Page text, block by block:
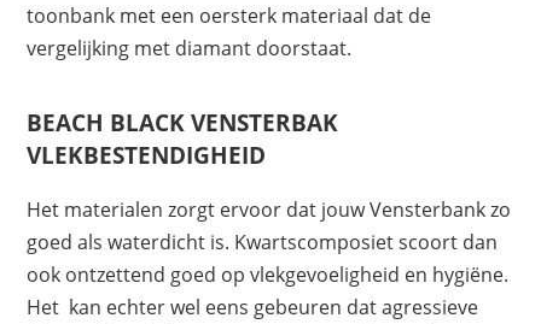
toonbank met een oersterk materiaal dat de
vergelijking met diamant doorstaat.
BEACH BLACK VENSTERBAK
VLEKBESTENDIGHEID
Het materialen zorgt ervoor dat jouw Vensterbank zo
goed als waterdicht is. Kwartscomposiet scoort dan
ook ontzettend goed op vlekgevoeligheid en hygiëne.
Het kan echter wel eens gebeuren dat agressieve